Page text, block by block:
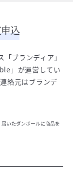
込
ブランディア」
」が運営してい
絡元はブランデ
いたダンボールに商品を